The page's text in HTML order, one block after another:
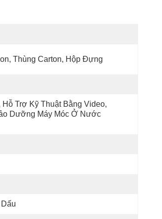
Thùng Carton, Hộp Đựng
Hỗ Trợ Kỹ Thuật Bằng Video,
Dưỡng Máy Móc Ở Nước